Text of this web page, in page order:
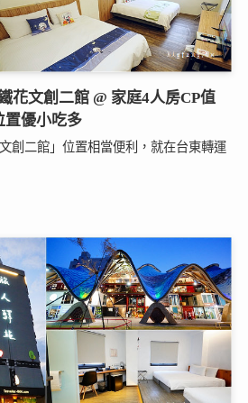
花文創二館 @ 家庭4人房CP值
置優小吃多
創二館」位置相當便利，就在台東轉運